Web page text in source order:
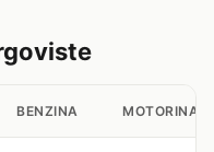
BENZINA MOTORINA